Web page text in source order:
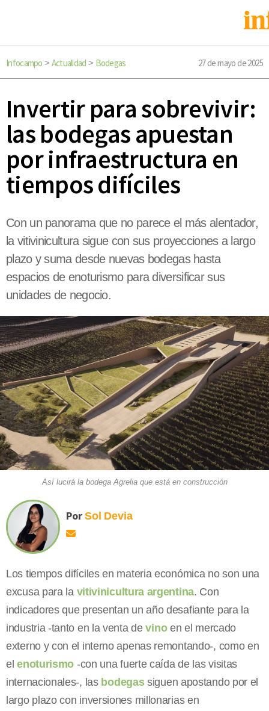
Infocampo > Actualidad > Bodegas 27 de mayo de 2025
Invertir para sobrevivir:
las bodegas apuestan
por infraestructura en
tiempos difíciles
Con un panorama que no parece el más alentador,
la vitivinicultura sigue con sus proyecciones a largo
plazo y suma desde nuevas bodegas hasta
espacios de enoturismo para diversificar sus
unidades de negocio.
Así lucirá la bodega Agrelia que está en construcción
Por Sol Devia
Los tiempos difíciles en materia económica no son una
excusa para la vitivinicultura argentina. Con
indicadores que presentan un año desafiante para la
industria -tanto en la venta devinoen el mercado
externo y con el interno apenas remontando-, como en
elenoturismo -con una fuerte caída de las visitas
internacionales-, las bodegassiguen apostando por el
largo plazo con inversiones millonarias en